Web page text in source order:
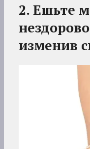
2. Ешьте
изменив